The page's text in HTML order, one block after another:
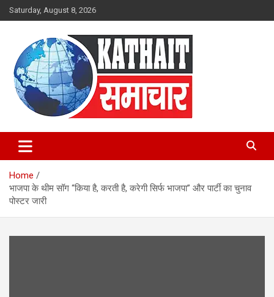
Skip
to
Saturday, August 8, 2026
Kathait Samachar – Latest
Uttarakhand News in Hindi,
Uttarakhand News Headlines
Home
भाजपा के थीम सॉग “किया है, करती है, करेगी सिर्फ भाजपा” और पार्टी का चुनाव
पोस्टर जारी